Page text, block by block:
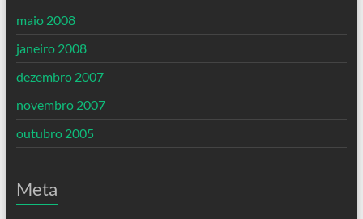
maio 2008
janeiro 2008
dezembro 2007
novembro 2007
outubro 2005
Meta